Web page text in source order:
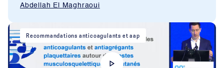
Abdellah El Maghraoui
Recommandations anticoagulants et aap